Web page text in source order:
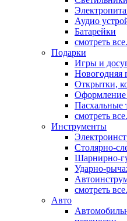
Аудио
Батарейки
смотреть
Подарки
Игры и
Новогодняя
Открытки,
Оформление
Пасхальные
смотреть
Инструменты
Столярно-
Шарнирно-
Ударно-
смотреть
Авто